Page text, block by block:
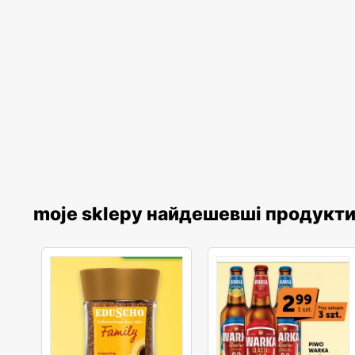
moje sklepy найдешевші продукти